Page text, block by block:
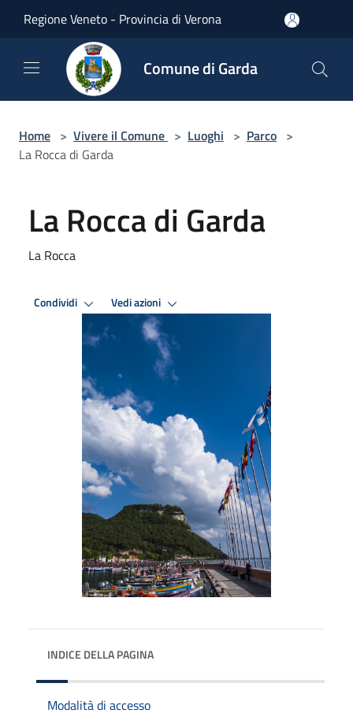
Regione Veneto - Provincia di Verona
Comune di Garda
Home > Vivere il Comune > Luoghi > Parco >
La Rocca di Garda
La Rocca di Garda
La Rocca
Condividi Vedi azioni
INDICE DELLA PAGINA
Modalità di accesso